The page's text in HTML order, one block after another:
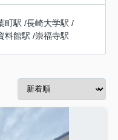
町駅 /長崎大学駅 /
料館駅 /崇福寺駅